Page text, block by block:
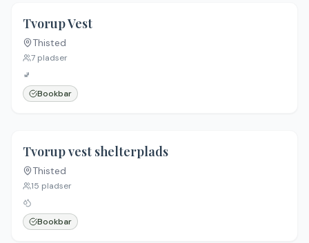
Tvorup Vest
Thisted
7 pladser
🚽
Bookbar
Ingen billeder
Tvorup vest shelterplads
Thisted
15 pladser
Bookbar